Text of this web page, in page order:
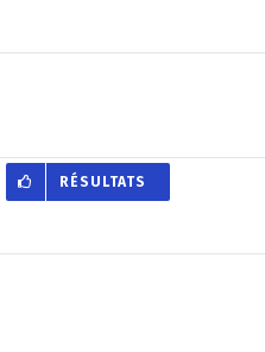
RÉSULTATS